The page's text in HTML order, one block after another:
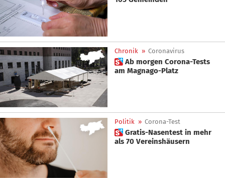
Chronik » Coronavirus
 Ab morgen Corona-Tests
am Magnago-Platz
Politik » Corona-Test
 Gratis-Nasentest in mehr
als 70 Vereinshäusern